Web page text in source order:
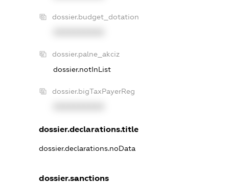
dossier.budget_dotation
dossier.palne_akciz
dossier.notInList
dossier.bigTaxPayerReg
dossier.declarations.title
dossier.declarations.noData
dossier.sanctions